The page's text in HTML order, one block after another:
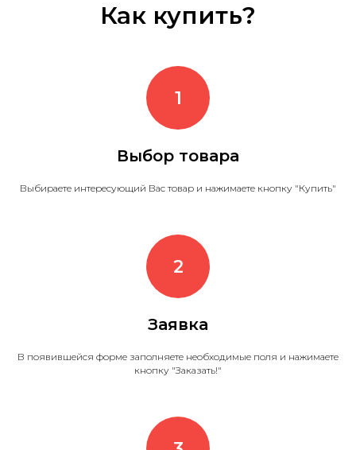
Как купить?
Выбор товара
Выбираете интересующий Вас товар и нажимаете кнопку "Купить"
Заявка
В появившейся форме заполняете необходимые поля и нажимаете
кнопку "Заказать!"